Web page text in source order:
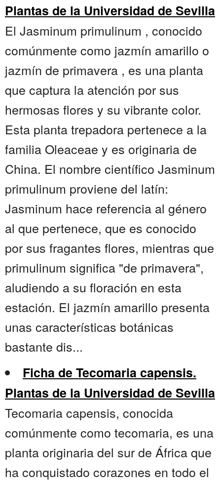
Plantas de la Universidad de Sevilla
El Jasminum primulinum , conocido
comúnmente como jazmín amarillo o
jazmín de primavera , es una planta
que captura la atención por sus
hermosas flores y su vibrante color.
Esta planta trepadora pertenece a la
familia Oleaceae y es originaria de
China. El nombre científico Jasminum
primulinum proviene del latín:
Jasminum hace referencia al género
al que pertenece, que es conocido
por sus fragantes flores, mientras que
primulinum significa "de primavera",
aludiendo a su floración en esta
estación. El jazmín amarillo presenta
unas características botánicas
bastante dis...
Ficha de Tecomaria capensis.
Plantas de la Universidad de Sevilla
Tecomaria capensis, conocida
comúnmente como tecomaria, es una
planta originaria del sur de África que
ha conquistado corazones en todo el